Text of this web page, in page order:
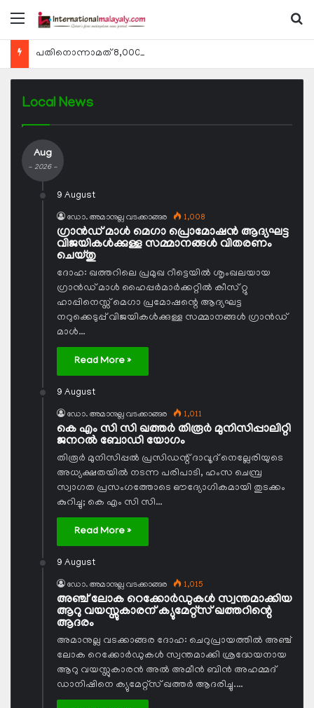
Menu
Local News
Aug
- 2026 -
9 August
ഡോ. അമാനുല്ല വടക്കാങ്ങര 1,008
ഗ്രാന്‍ഡ് മാള്‍ മെഗാ പ്രൊമോഷന്‍ ആദ്യഘട്ട
വിജയികള്‍ക്കുള്ള സമ്മാനങ്ങള്‍ വിതരണം
ചെയ്തു
ദോഹ: ഖത്തറിലെ പ്രമുഖ റീട്ടെയില്‍ ശൃംഖലയായ
ഗ്രാന്‍ഡ് മാള്‍ ഹൈപ്പര്‍മാര്‍ക്കറ്റില്‍ കീസ് റ്റു
ഹാപ്പിനെസ്സ് മെഗാ പ്രമോഷന്റെ ആദ്യഘട്ട
നറുക്കെടുപ്പ് വിജയികള്‍ക്കുള്ള സമ്മാനങ്ങള്‍ ഗ്രാന്‍ഡ്
മാള്‍…
Read More »
9 August
ഡോ. അമാനുല്ല വടക്കാങ്ങര 1,011
കെ എം സി സി ഖത്തര്‍ തിരൂര്‍ മുനിസിപ്പാലിറ്റി
ജനറല്‍ ബോഡി യോഗം
തിരൂര്‍ മുനിസിപ്പല്‍ പ്രസിഡന്റ് ദാവൂദ് നെല്ലേരിയുടെ
അധ്യക്ഷതയില്‍ നടന്ന പരിപാടി, ഹംസ ചെമ്പ്ര
സ്വാഗത പ്രസംഗത്തോടെ ഔദ്യോഗികമായി തുടക്കം
കുറിച്ചു; കെ എം സി സി…
Read More »
9 August
ഡോ. അമാനുല്ല വടക്കാങ്ങര 1,015
അഞ്ച് ലോക റെക്കോര്‍ഡുകള്‍ സ്വന്തമാക്കിയ
ആറു വയസ്സുകാരന് ക്യുമേറ്റ്‌സ് ഖത്തറിന്റെ
ആദരം
അമാനുല്ല വടക്കാങ്ങര ദോഹ: ചെറുപ്രായത്തില്‍ അഞ്ച്
ലോക റെക്കോര്‍ഡുകള്‍ സ്വന്തമാക്കി ശ്രദ്ധേയനായ
ആറു വയസ്സുകാരന്‍ അല്‍ അമീന്‍ ബിന്‍ അഹമ്മദ്
ഡാനിഷിനെ ക്യുമേറ്റ്‌സ് ഖത്തര്‍ ആദരിച്ചു.…